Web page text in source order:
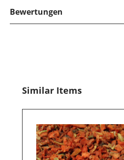
Bewertungen
Produktgalerie überspringen
Similar Items